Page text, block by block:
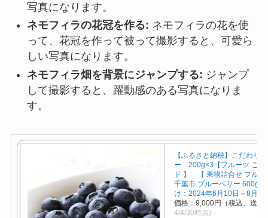
写真になります。
ネモフィラの花冠を作る: ネモフィラの花を使
って、花冠を作って被って撮影すると、可愛ら
しい写真になります。
ネモフィラ畑を背景にジャンプする: ジャンプ
して撮影すると、躍動感のある写真になりま
す。
【ふるさと納税】こだわり
ー 200g×3【フルーツ ご褒
ド 】 【 果物詰合せ フルー
千葉市 ブルーベリー 600g
け：2024年6月10日～8月31
価格：9,000円（税込、送料
4/4/30時点)